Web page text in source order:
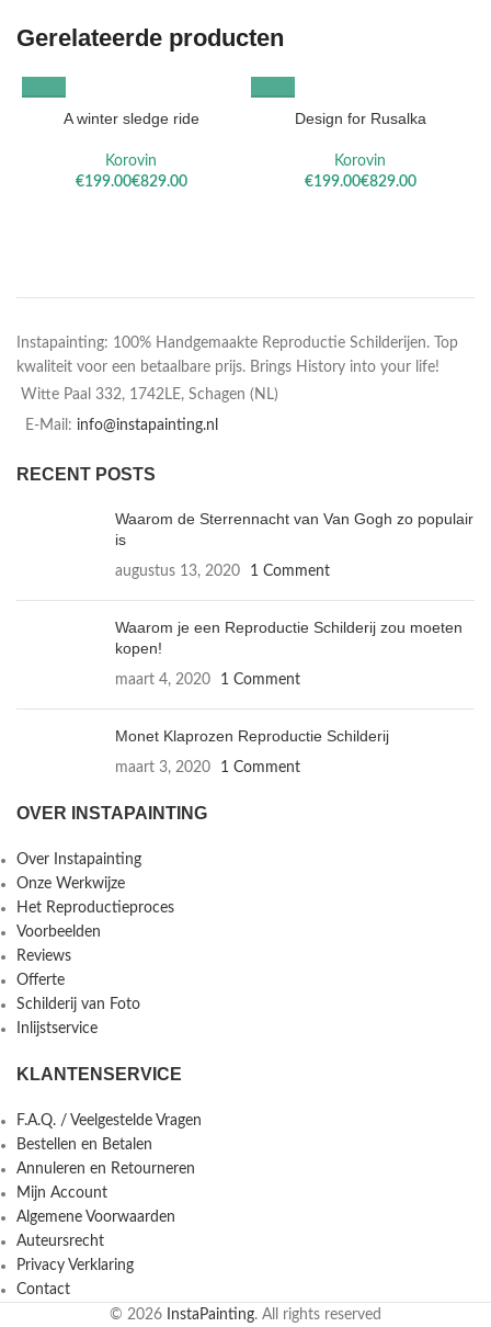
Gerelateerde producten
A winter sledge ride
Korovin
€
€
Design for Rusalka
Korovin
€
€
Instapainting: 100% Handgemaakte Reproductie Schilderijen. Top
kwaliteit voor een betaalbare prijs. Brings History into your life!
Witte Paal 332, 1742LE, Schagen (NL)
E-Mail: info@instapainting.nl
RECENT POSTS
Waarom de Sterrennacht van Van Gogh zo populair
is
augustus 13, 2020 1 Comment
Waarom je een Reproductie Schilderij zou moeten
kopen!
maart 4, 2020 1 Comment
Monet Klaprozen Reproductie Schilderij
maart 3, 2020 1 Comment
OVER INSTAPAINTING
Over Instapainting
Onze Werkwijze
Het Reproductieproces
Voorbeelden
Reviews
Offerte
Schilderij van Foto
Inlijstservice
KLANTENSERVICE
F.A.Q. / Veelgestelde Vragen
Bestellen en Betalen
Annuleren en Retourneren
Mijn Account
Algemene Voorwaarden
Auteursrecht
Privacy Verklaring
Contact
© 2026
InstaPainting. All rights reserved